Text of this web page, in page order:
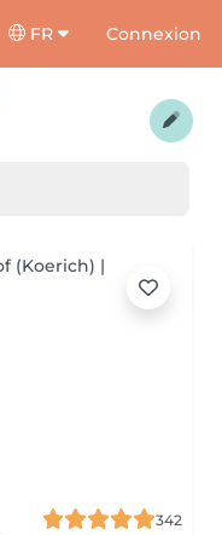
FR Connexion
342